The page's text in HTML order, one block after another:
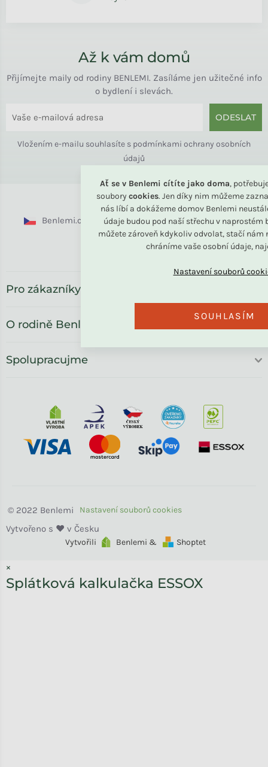
Ať se v Benlemi cítíte jako doma,
soubory cookies. Jen díky nim můžeme
nás líbí a dokážeme domov Benlemi
údaje budou pod naší střechu v naprostém
můžete zároveň kdykoliv odvolat, stačí nám
chráníme vaše osobní údaje,
SOUHLASÍM
Až k vám domů
Přijímejte maily od rodiny BENLEMI. Zasíláme jen užitečné info
o bydlení i slevách.
ODESLAT
Vložením e-mailu souhlasíte s podmínkami ochrany osobních
údajů
Benlemi.cz Benlemi.sk Benlemi.com
Benlemi.ro
Pro zákazníky
O rodině Benlemi
Spolupracujme
Vytvořili Benlemi & Shoptet
Benlemi
×
Splátková kalkulačka ESSOX